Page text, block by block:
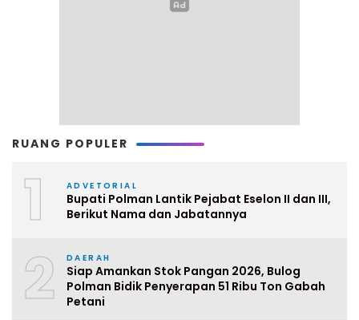
RUANG POPULER
1 ADVETORIAL
Bupati Polman Lantik Pejabat Eselon II dan III,
Berikut Nama dan Jabatannya
2 DAERAH
Siap Amankan Stok Pangan 2026, Bulog
Polman Bidik Penyerapan 51 Ribu Ton Gabah
Petani